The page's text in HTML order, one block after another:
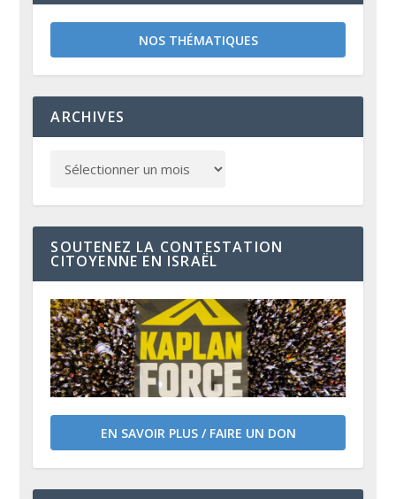
NOS THÉMATIQUES
ARCHIVES
SOUTENEZ LA CONTESTATION
CITOYENNE EN ISRAËL
EN SAVOIR PLUS / FAIRE UN DON